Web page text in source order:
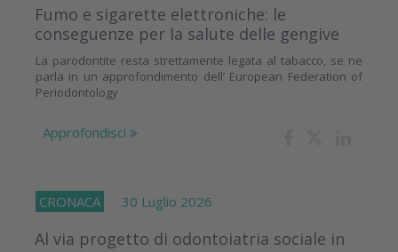
Fumo e sigarette elettroniche: le
conseguenze per la salute delle gengive
La parodontite resta strettamente legata al tabacco, se ne
parla in un approfondimento dell’ European Federation of
Periodontology
Approfondisci
CRONACA 30 Luglio 2026
Al via progetto di odontoiatria sociale in